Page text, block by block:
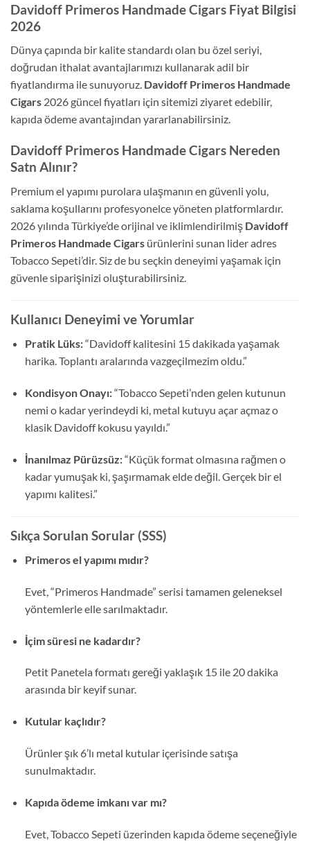
Davidoff Primeros Handmade Cigars Fiyat Bilgisi
2026
Dünya çapında bir kalite standardı olan bu özel seriyi,
doğrudan ithalat avantajlarımızı kullanarak adil bir
fiyatlandırma ile sunuyoruz. Davidoff Primeros Handmade
Cigars 2026 güncel fiyatları için sitemizi ziyaret edebilir,
kapıda ödeme avantajından yararlanabilirsiniz.
Davidoff Primeros Handmade Cigars Nereden
Satn Alınır?
Premium el yapımı purolara ulaşmanın en güvenli yolu,
saklama koşullarını profesyonelce yöneten platformlardır.
2026 yılında Türkiye’de orijinal ve iklimlendirilmiş Davidoff
Primeros Handmade Cigars ürünlerini sunan lider adres
Tobacco Sepeti’dir. Siz de bu seçkin deneyimi yaşamak için
güvenle siparişinizi oluşturabilirsiniz.
Kullanıcı Deneyimi ve Yorumlar
Pratik Lüks:“Davidoff kalitesini 15 dakikada yaşamak
harika. Toplantı aralarında vazgeçilmezim oldu.”
Kondisyon Onayı:“Tobacco Sepeti’nden gelen kutunun
nemi o kadar yerindeydi ki, metal kutuyu açar açmaz o
klasik Davidoff kokusu yayıldı.”
İnanılmaz Pürüzsüz:“Küçük format olmasına rağmen o
kadar yumuşak ki, şaşırmamak elde değil. Gerçek bir el
yapımı kalitesi.”
Sıkça Sorulan Sorular (SSS)
Primeros el yapımı mıdır?
Evet, “Primeros Handmade” serisi tamamen geleneksel
yöntemlerle elle sarılmaktadır.
İçim süresi ne kadardır?
Petit Panetela formatı gereği yaklaşık 15 ile 20 dakika
arasında bir keyif sunar.
Kutular kaçlıdır?
Ürünler şık 6’lı metal kutular içerisinde satışa
sunulmaktadır.
Kapıda ödeme imkanı var mı?
Evet, Tobacco Sepeti üzerinden kapıda ödeme seçeneğiyle